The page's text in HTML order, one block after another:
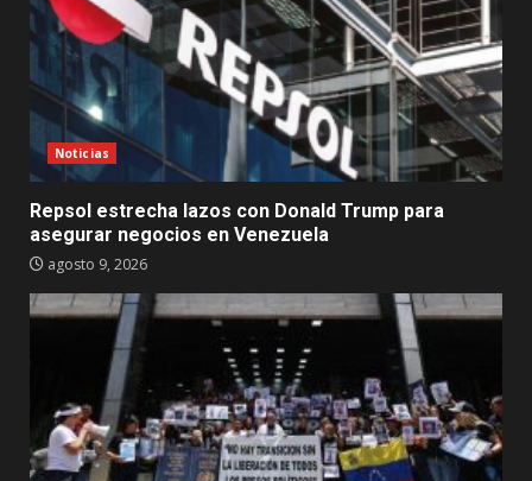
Noticias
Repsol estrecha lazos con Donald Trump para
asegurar negocios en Venezuela
agosto 9, 2026